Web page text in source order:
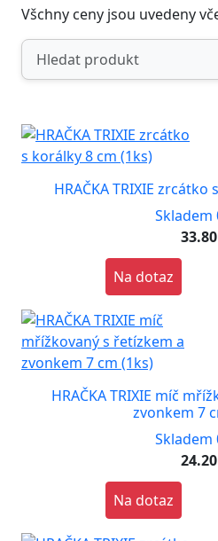
Všchny ceny jsou uvedeny
HRAČKA TRIXIE
Skladem
33.80
Na dotaz
HRAČKA TRIXIE míč
zvonkem 7
Skladem
24.20
Na dotaz